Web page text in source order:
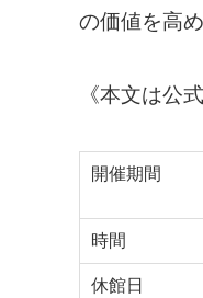
の価値を高
《本文は公
開催期間
時間
休館日